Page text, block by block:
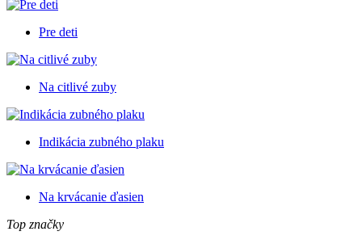
Pre deti
Na citlivé zuby
Indikácia zubného plaku
Na krvácanie ďasien
Top značky